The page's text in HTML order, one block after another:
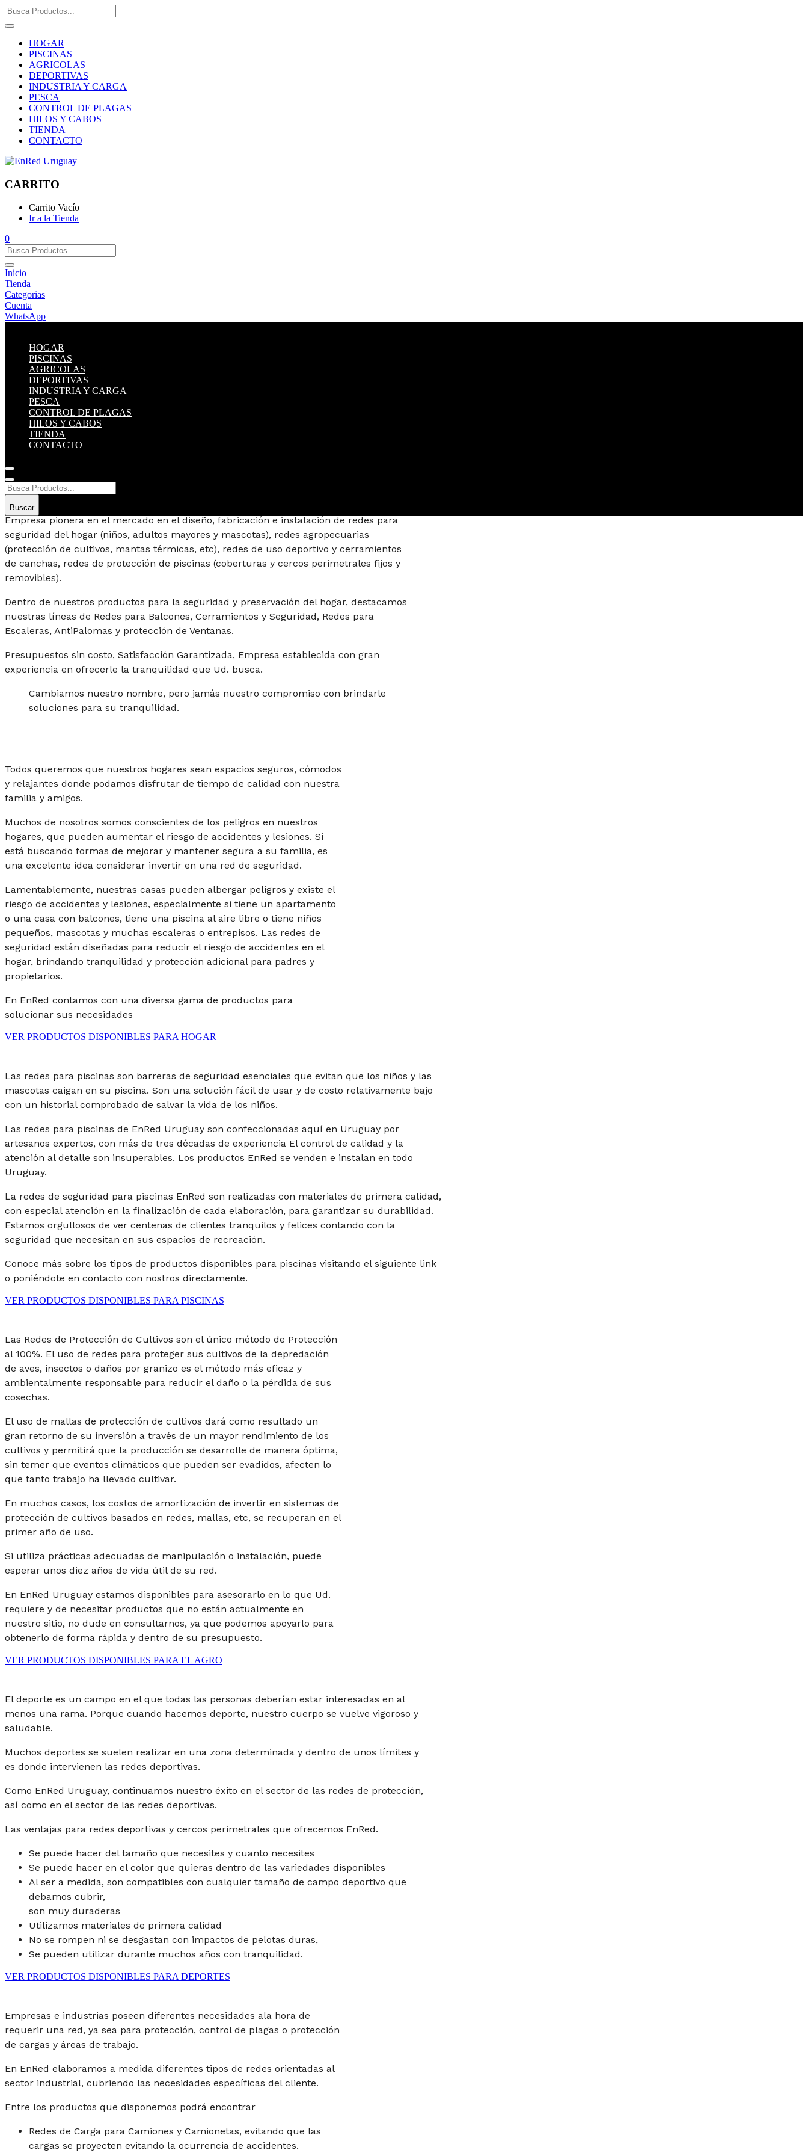
HOGAR
PISCINAS
AGRICOLAS
DEPORTIVAS
INDUSTRIA Y CARGA
PESCA
CONTROL DE PLAGAS
HILOS Y CABOS
TIENDA
CONTACTO
CARRITO
Carrito Vacío
Ir a la Tienda
0
Inicio
Tienda
Categorias
Cuenta
WhatsApp
HOGAR
PISCINAS
AGRICOLAS
DEPORTIVAS
INDUSTRIA Y CARGA
PESCA
CONTROL DE PLAGAS
HILOS Y CABOS
TIENDA
CONTACTO
Buscar
Empresa pionera en el mercado en el diseño, fabricación e instalación de redes para
seguridad del hogar (niños, adultos mayores y mascotas), redes agropecuarias
(protección de cultivos, mantas térmicas, etc), redes de uso deportivo y cerramientos
de canchas, redes de protección de piscinas (coberturas y cercos perimetrales fijos y
removibles).
Dentro de nuestros productos para la seguridad y preservación del hogar, destacamos
nuestras líneas de Redes para Balcones, Cerramientos y Seguridad, Redes para
Escaleras, AntiPalomas y protección de Ventanas.
Presupuestos sin costo, Satisfacción Garantizada, Empresa establecida con gran
experiencia en ofrecerle la tranquilidad que Ud. busca.
Cambiamos nuestro nombre, pero jamás nuestro compromiso con brindarle
soluciones para su tranquilidad.
Todos queremos que nuestros hogares sean espacios seguros, cómodos
y relajantes donde podamos disfrutar de tiempo de calidad con nuestra
familia y amigos.
Muchos de nosotros somos conscientes de los peligros en nuestros
hogares, que pueden aumentar el riesgo de accidentes y lesiones. Si
está buscando formas de mejorar y mantener segura a su familia, es
una excelente idea considerar invertir en una red de seguridad.
Lamentablemente, nuestras casas pueden albergar peligros y existe el
riesgo de accidentes y lesiones, especialmente si tiene un apartamento
o una casa con balcones, tiene una piscina al aire libre o tiene niños
pequeños, mascotas y muchas escaleras o entrepisos. Las redes de
seguridad están diseñadas para reducir el riesgo de accidentes en el
hogar, brindando tranquilidad y protección adicional para padres y
propietarios.
En EnRed contamos con una diversa gama de productos para
solucionar sus necesidades
VER PRODUCTOS DISPONIBLES PARA HOGAR
Las redes para piscinas son barreras de seguridad esenciales que evitan que los niños y las
mascotas caigan en su piscina. Son una solución fácil de usar y de costo relativamente bajo
con un historial comprobado de salvar la vida de los niños.
Las redes para piscinas de EnRed Uruguay son confeccionadas aquí en Uruguay por
artesanos expertos, con más de tres décadas de experiencia El control de calidad y la
atención al detalle son insuperables. Los productos EnRed se venden e instalan en todo
Uruguay.
La redes de seguridad para piscinas EnRed son realizadas con materiales de primera calidad,
con especial atención en la finalización de cada elaboración, para garantizar su durabilidad.
Estamos orgullosos de ver centenas de clientes tranquilos y felices contando con la
seguridad que necesitan en sus espacios de recreación.
Conoce más sobre los tipos de productos disponibles para piscinas visitando el siguiente link
o poniéndote en contacto con nostros directamente.
VER PRODUCTOS DISPONIBLES PARA PISCINAS
Las Redes de Protección de Cultivos son el único método de Protección
al 100%. El uso de redes para proteger sus cultivos de la depredación
de aves, insectos o daños por granizo es el método más eficaz y
ambientalmente responsable para reducir el daño o la pérdida de sus
cosechas.
El uso de mallas de protección de cultivos dará como resultado un
gran retorno de su inversión a través de un mayor rendimiento de los
cultivos y permitirá que la producción se desarrolle de manera óptima,
sin temer que eventos climáticos que pueden ser evadidos, afecten lo
que tanto trabajo ha llevado cultivar.
En muchos casos, los costos de amortización de invertir en sistemas de
protección de cultivos basados en redes, mallas, etc, se recuperan en el
primer año de uso.
Si utiliza prácticas adecuadas de manipulación o instalación, puede
esperar unos diez años de vida útil de su red.
En EnRed Uruguay estamos disponibles para asesorarlo en lo que Ud.
requiere y de necesitar productos que no están actualmente en
nuestro sitio, no dude en consultarnos, ya que podemos apoyarlo para
obtenerlo de forma rápida y dentro de su presupuesto.
VER PRODUCTOS DISPONIBLES PARA EL AGRO
El deporte es un campo en el que todas las personas deberían estar interesadas en al
menos una rama. Porque cuando hacemos deporte, nuestro cuerpo se vuelve vigoroso y
saludable.
Muchos deportes se suelen realizar en una zona determinada y dentro de unos límites y
es donde intervienen las redes deportivas.
Como EnRed Uruguay, continuamos nuestro éxito en el sector de las redes de protección,
así como en el sector de las redes deportivas.
Las ventajas para redes deportivas y cercos perimetrales que ofrecemos EnRed.
Se puede hacer del tamaño que necesites y cuanto necesites
Se puede hacer en el color que quieras dentro de las variedades disponibles
Al ser a medida, son compatibles con cualquier tamaño de campo deportivo que
debamos cubrir,
son muy duraderas
Utilizamos materiales de primera calidad
No se rompen ni se desgastan con impactos de pelotas duras,
Se pueden utilizar durante muchos años con tranquilidad.
VER PRODUCTOS DISPONIBLES PARA DEPORTES
Empresas e industrias poseen diferentes necesidades ala hora de
requerir una red, ya sea para protección, control de plagas o protección
de cargas y áreas de trabajo.
En EnRed elaboramos a medida diferentes tipos de redes orientadas al
sector industrial, cubriendo las necesidades específicas del cliente.
Entre los productos que disponemos podrá encontrar
Redes de Carga para Camiones y Camionetas, evitando que las
cargas se proyecten evitando la ocurrencia de accidentes.